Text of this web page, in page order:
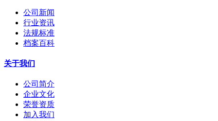
公司新闻
行业资讯
法规标准
档案百科
关于我们
公司简介
企业文化
荣誉资质
加入我们